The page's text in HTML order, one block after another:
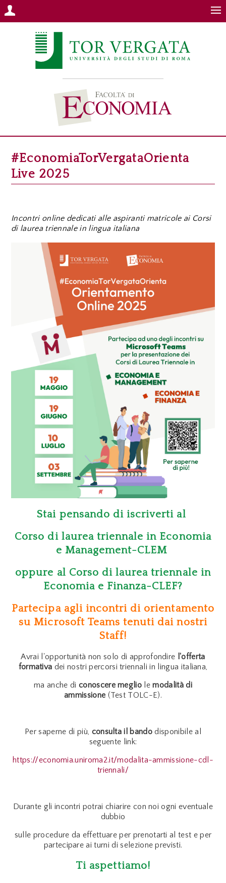
#EconomiaTorVergataOrienta
Live 2025
Incontri online dedicati alle aspiranti matricole ai Corsi
di laurea triennale in lingua italiana
Stai pensando di iscriverti al
Corso di laurea triennale in Economia
e Management-CLEM
oppure al Corso di laurea triennale in
Economia e Finanza-CLEF?
Partecipa agli incontri di orientamento
su Microsoft Teams tenuti dai nostri
Staff!
Avrai l'opportunità non solo di approfondire l'offerta
formativa dei nostri percorsi triennali in lingua italiana,
ma anche di conoscere meglio lemodalità di
ammissione (Test TOLC-E).
Per saperne di più, consulta il bandodisponibile al
seguente link:
https://economia.uniroma2.it/modalita-ammissione-cdl-
triennali/
Durante gli incontri potrai chiarire con noi ogni eventuale
dubbio
sulle procedure da effettuare per prenotarti al test e per
partecipare ai turni di selezione previsti.
Ti aspettiamo!